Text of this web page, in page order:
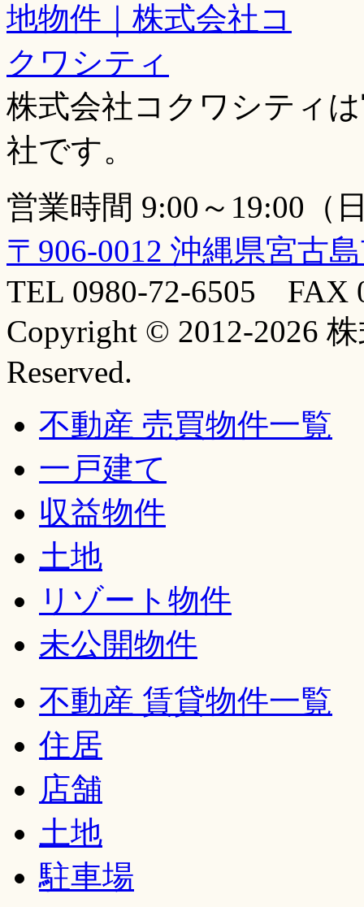
株式会社コクワシティ
社です。
営業時間 9:00～19:00（
〒906-0012 沖縄県宮古
TEL 0980-72-6505 FAX
Copyright © 2012-2026
Reserved.
不動産 売買物件一覧
一戸建て
収益物件
土地
リゾート物件
未公開物件
不動産 賃貸物件一覧
住居
店舗
土地
駐車場